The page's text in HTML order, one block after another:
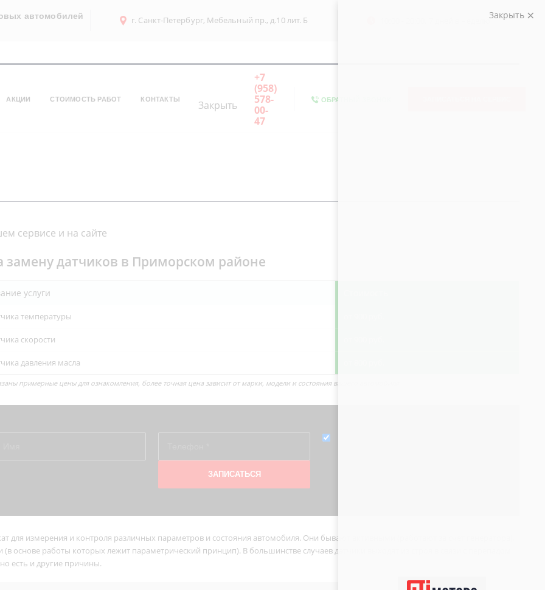
автомобилей
г. Санкт-Петербург, Мебельный пр., д.10 лит. Б 10:00 - 20:00, 7 дней в неделю
АКЦИИ СТОИМОСТЬ РАБОТ КОНТАКТЫ Закрыть
+7
(958)
578-
00-
47
ОБРАТНЫЙ ЗВОНОК
сервисе и на сайте
замену датчиков в Приморском районе
услуги
температуры
скорости
давления масла
примерные цены для ознакомления, более точная цена зависит от марки, модели и состояния вашего автомобиля.
для измерения и контроля различных параметров и состояния автомобиля. Они бывают активными (работают за счет генератора),
основе работы которых лежит параметрический принцип). В большинстве случаев датчики выходят из строя в связи с перепадом
есть и другие причины.
Закрыть